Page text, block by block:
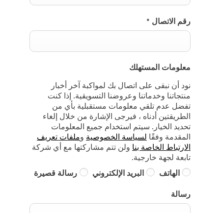
رقم الاتصال *
معلومات المستهلك
نود أن نبقى على اتصال بك لمواكبة آخر أخبار
منتجاتنا وخدماتنا وعروضنا التسويقية. إذا كنت
تفضل عدم تلقي معلومات مستقبلية بأي من
الطريقتين أدناه ، فيرجى الإشارة من خلال إلغاء
تحديد الخيار. سيتم استخدام جميع المعلومات
المقدمة وفقًا لسياسة الخصوصية وملفات تعريف
الارتباط الخاصة بنا ولن تتم مشاركتها مع أي شركة
تابعة لجهة خارجية.
الهاتف
البريد الإلكتروني رسالة قصيرة
رسالة